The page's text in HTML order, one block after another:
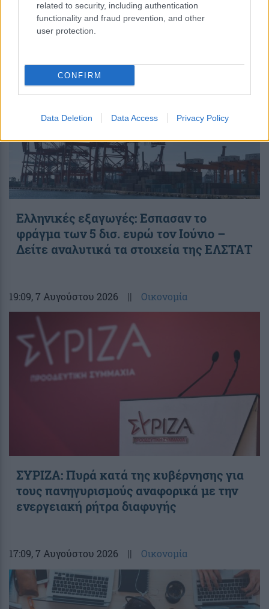
related to security, including authentication
functionality and fraud prevention, and other
user protection.
CONFIRM
Data Deletion Data Access Privacy Policy
, 7 Αυγούστου 2026
Ελληνικές εξαγωγές: Εσπασαν το
φράγμα των 5 δισ. ευρώ τον Ιούνιο –
Δείτε αναλυτικά τα στοιχεία της ΕΛΣΤΑΤ
19:09, 7 Αυγούστου 2026 || Οικονομία
ΣΥΡΙΖΑ: Πυρά κατά της κυβέρνησης για
τους πανηγυρισμούς αναφορικά με την
ενεργειακή ρήτρα διαφυγής
17:09, 7 Αυγούστου 2026 || Οικονομία